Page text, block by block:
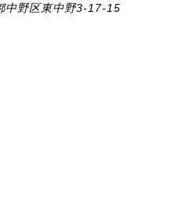
野区東中野3-17-15